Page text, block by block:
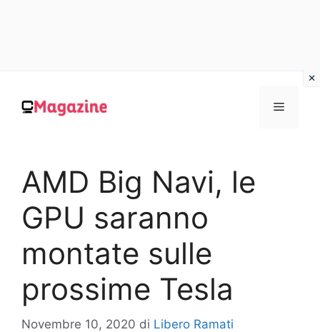
contenuto
MENU
AMD Big Navi, le
GPU saranno
montate sulle
prossime Tesla
Novembre 10, 2020 di Libero Ramati